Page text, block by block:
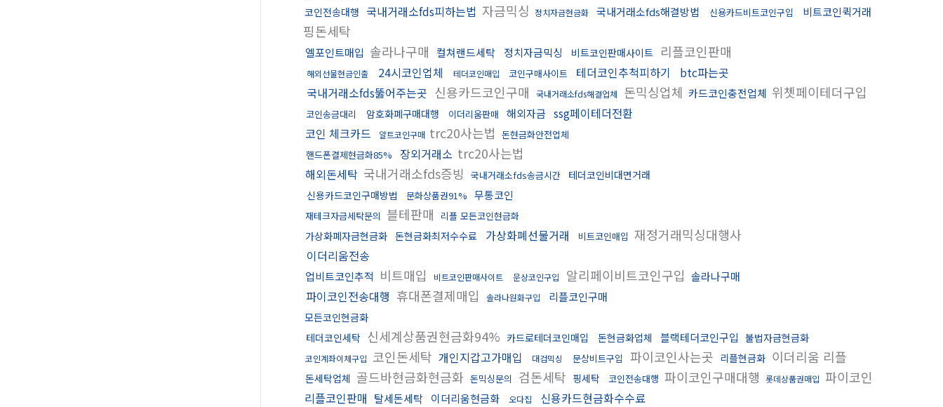
코인전송대행 국내거래소fds피하는법 자금믹싱 정치자금현금화 국내거래소fds해결방법 신용카드비트코인구입 비트코인퀵거래
핑돈세탁
엘포인트매입 솔라나구매 컬쳐랜드세탁 정치자금믹싱 비트코인판매사이트 리플코인판매
해외선물현금인출 24시코인업체 테더코인매입 코인구매사이트 테더코인추척피하기
btc파는곳
국내거래소fds뚫어주는곳 신용카드코인구매 국내거래소fds해결업체 돈믹싱업체 카드코인충전업체 위쳇페이테더구입
코인송금대리 암호화폐구매대행 이더리움판매 해외자금 ssg페이테더전환
코인 체크카드
알트코인구매 trc20사는법 돈현금화안전업체
핸드폰결제현금화85%
장외거래소 trc20사는법
해외돈세탁 국내거래소fds증빙 국내거래소fds송금시간
테더코인비대면거래
신용카드코인구매방법
문화상품권91% 무통코인
재테크자금세탁문의 블테판매 리플 모든코인현금화
가상화폐자금현금화 돈현금화최저수수료 가상화폐선물거래 비트코인매입 재정거래믹싱대행사
이더리움전송
업비트코인추적 비트매입 비트코인판매사이트 문상코인구입 알리페이비트코인구입 솔라나구매
파이코인전송대행 휴대폰결제매입 솔라나원화구입 리플코인구매
모든코인현금화
테더코인세탁 신세계상품권현금화94% 카드로테더코인매입 돈현금화업체 블랙테더코인구입 불법자금현금화
코인계좌이체구입 코인돈세탁 개인지갑고가매입 대검믹싱 문상비트구입 파이코인사는곳 리플현금화 이더리움 리플
돈세탁업체 골드바현금화현금화 돈믹싱문의 검돈세탁 핑세탁 코인전송대행 파이코인구매대행 롯데상품권매입 파이코인
리플코인판매 탈세돈세탁 이더리움현금화 오다집
신용카드현금화수수료